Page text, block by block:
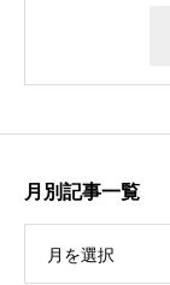
月別記事一覧
月を選択